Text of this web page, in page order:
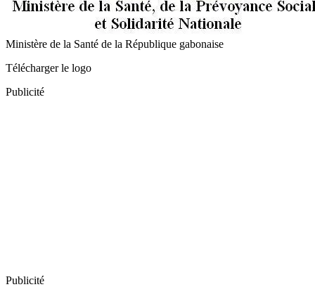
Ministère de la Santé de la République gabonaise
Télécharger le logo
Publicité
Publicité